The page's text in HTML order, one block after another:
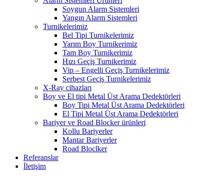
Soygun Alarm Sistemleri
Yangın Alarm Sistemleri
Turnikelerimiz
Bel Tipi Turnikelerimiz
Yarım Boy Turnikerimiz
Tam Boy Turnikerimiz
Hızı Geçiş Turnikerimiz
Vip – Engelli Geçiş Turnikelerimiz
Serbest Geçiş Turnikelerimiz
X-Ray cihazları
Boy ve El tipi Metal Üst Arama Dedektörleri
Boy Tipi Metal Üst Arama Dedektörleri
El Tipi Metal Üst Arama Dedektörleri
Bariyer ve Road Blocker ürünleri
Kollu Bariyerler
Mantar Bariyerler
Road Bloclker
Referanslar
İletişim